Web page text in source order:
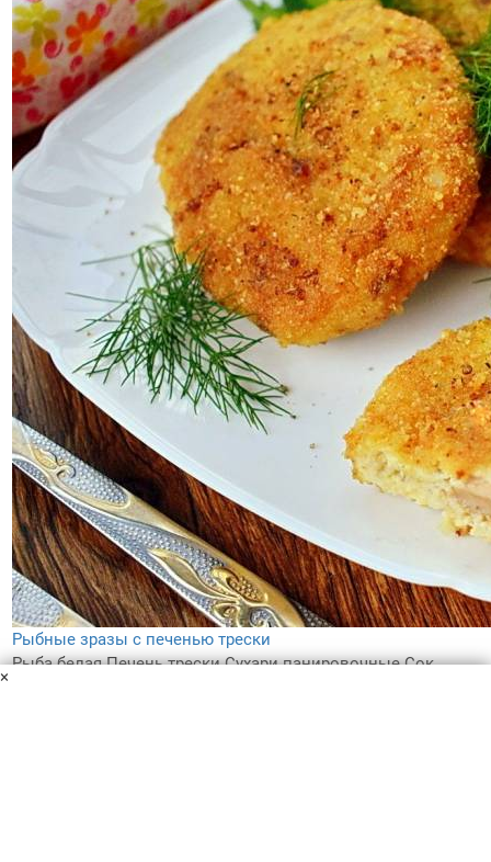
Рыбные зразы с печенью трески
Рыба белая Печень трески Сухари панировочные Сок
×